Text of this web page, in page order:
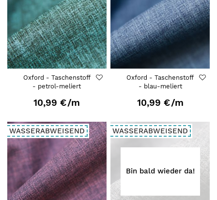
Oxford - Taschenstoff
- petrol-meliert
10,99 €/m
Oxford - Taschenstoff
- blau-meliert
10,99 €/m
WASSERABWEISEND
Bin bald wieder da!
WASSERABWEISEND